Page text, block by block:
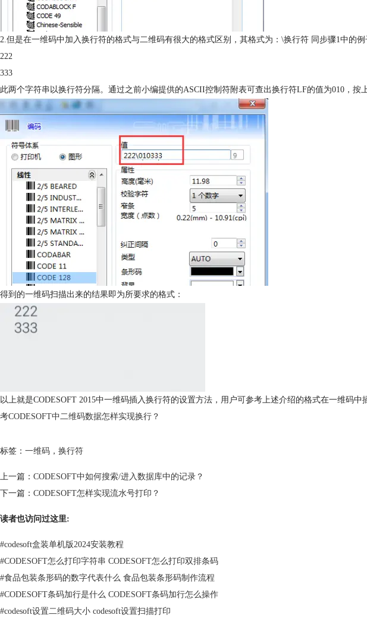
2.但是在一维码中加入换行符的格式与二维码有很大的格式区别，其格式为：\换行符 同步骤1中的
222
333
此两个字符串以换行符分隔。通过之前小编提供的ASCII控制符附表可查出换行符LF的值为010，
得到的一维码扫描出来的结果即为所要求的格式：
以上就是CODESOFT 2015中一维码插入换行符的设置方法，用户可参考上述介绍的格式在一维
考CODESOFT中二维码数据怎样实现换行？
标签： 一维码 ， 换行符
上一篇： CODESOFT中如何搜索/进入数据库中的记录？
下一篇： CODESOFT怎样实现流水号打印？
读者也访问过这里:
#codesoft盒装单机版2024安装教程
#CODESOFT怎么打印字符串 CODESOFT怎么打印双排条码
#食品包装条形码的数字代表什么 食品包装条形码制作流程
#CODESOFT条码加行是什么 CODESOFT条码加行怎么操作
#codesoft设置二维码大小 codesoft设置扫描打印